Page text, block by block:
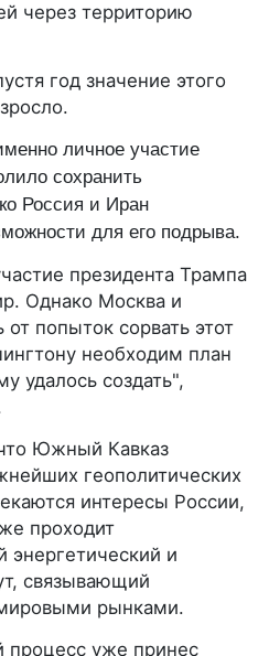
через территорию
год значение этого
личное участие
сохранить
Россия и Иран
для его подрыва.
президента Трампа
Однако Москва и
от попыток сорвать этот
необходим план
удалось создать",
Южный Кавказ
геополитических
интересы России,
проходит
энергетический и
связывающий
рынками.
уже принес